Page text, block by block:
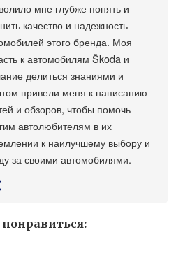
мне глубже понять и
качество и надежность
этого бренда. Моя
к автомобилям Škoda и
делиться знаниями и
привели меня к написанию
и обзоров, чтобы помочь
автолюбителям в их
к наилучшему выбору и
за своими автомобилями.